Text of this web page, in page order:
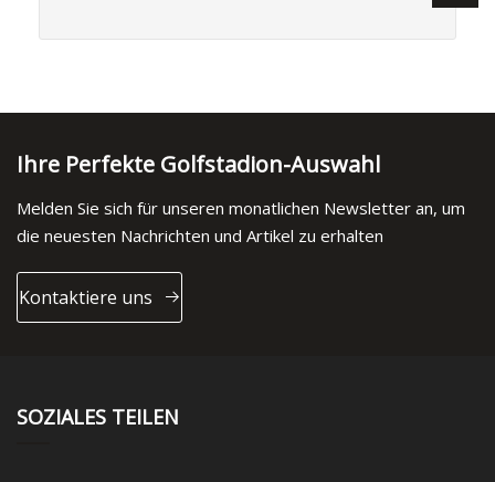
Ihre Perfekte Golfstadion-Auswahl
Melden Sie sich für unseren monatlichen Newsletter an, um
die neuesten Nachrichten und Artikel zu erhalten
Kontaktiere uns
SOZIALES TEILEN